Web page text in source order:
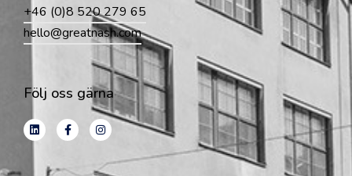
+46 (0)8 520 279 65
hello@greatnash.com
Följ oss gärna